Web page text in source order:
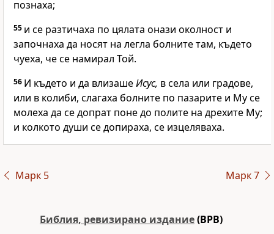
познаха;
55 и се разтичаха по цялата онази околност и
започнаха да носят на легла болните там, където
чуеха, че се намирал Той.
56 И където и да влизашеИсус, в села или градове,
или в колиби, слагаха болните по пазарите и Му се
молеха да се допрат поне до полите на дрехите Му;
и колкото души се допираха, се изцеляваха.
Марк 5 Марк 7
Библия, ревизирано издание(BPB)